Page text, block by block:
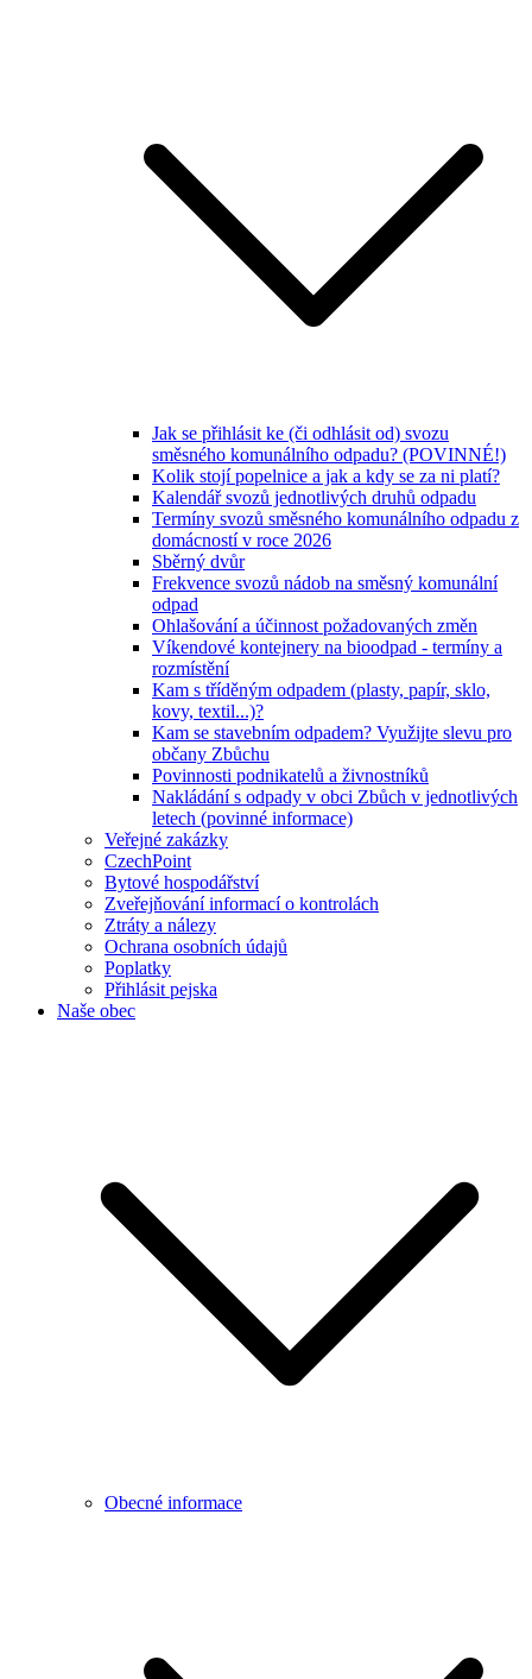
Jak se přihlásit ke (či odhlásit od) svozu
směsného komunálního odpadu? (POVINNÉ!)
Kolik stojí popelnice a jak a kdy se za ni platí?
Kalendář svozů jednotlivých druhů odpadu
Termíny svozů směsného komunálního odpadu z
domácností v roce 2026
Sběrný dvůr
Frekvence svozů nádob na směsný komunální
odpad
Ohlašování a účinnost požadovaných změn
Víkendové kontejnery na bioodpad - termíny a
rozmístění
Kam s tříděným odpadem (plasty, papír, sklo,
kovy, textil...)?
Kam se stavebním odpadem? Využijte slevu pro
občany Zbůchu
Povinnosti podnikatelů a živnostníků
Nakládání s odpady v obci Zbůch v jednotlivých
letech (povinné informace)
Veřejné zakázky
CzechPoint
Bytové hospodářství
Zveřejňování informací o kontrolách
Ztráty a nálezy
Ochrana osobních údajů
Poplatky
Přihlásit pejska
Naše obec
Obecné informace